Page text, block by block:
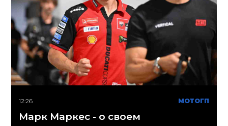
12:26 МОТОГП
Марк Маркес - о своем